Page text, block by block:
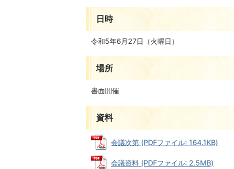
日時
令和5年6月27日（火曜日）
場所
書面開催
資料
会議次第 (PDFファイル: 164.1KB)
会議資料 (PDFファイル: 2.5MB)